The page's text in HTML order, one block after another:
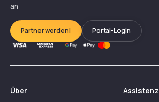
an
Partner werden! Portal-Login
Über Assistenz